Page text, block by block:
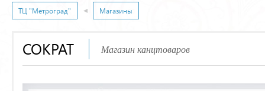
ТЦ "Метроград" Магазины
СОКРАТ Магазин канцтоваров